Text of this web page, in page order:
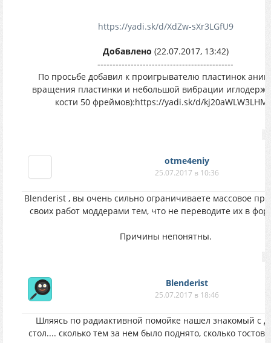
https://yadi.sk/d/XdZw-sXr3LGfU9
Добавлено (22.07.2017, 13:42)
---------------------------------------------
По просьбе добавил к проигрывателю пластинок
вращения пластинки и небольшой вибрации
кости 50 фреймов):https://yadi.sk/d/
otme4eniy
25.07.2017 в 10:36
Blenderist , вы очень сильно ограничиваете массовое
своих работ моддерами тем, что не переводите их в
Причины непонятны.
Blenderist
25.07.2017 в 18:46
Шляясь по радиактивной помойке нашел знакомый с
стол.... сколько тем за нем было поднято, сколько тостов